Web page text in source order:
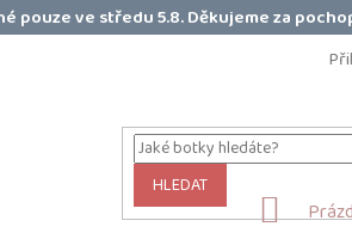
pouze ve středu 5.8. Děkujeme za
HLEDAT